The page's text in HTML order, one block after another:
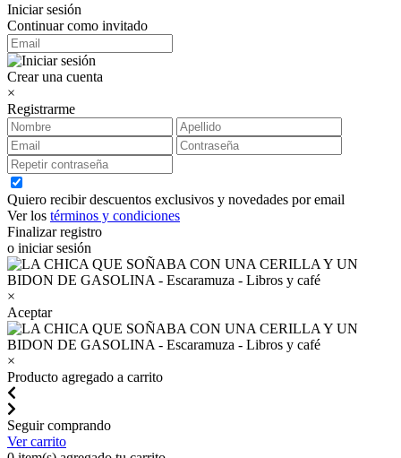
Iniciar sesión
Continuar como invitado
Crear una cuenta
×
Registrarme
Quiero recibir descuentos exclusivos y novedades por email
Ver los términos y condiciones
Finalizar registro
o iniciar sesión
×
Aceptar
×
Producto agregado a carrito
Seguir comprando
Ver carrito